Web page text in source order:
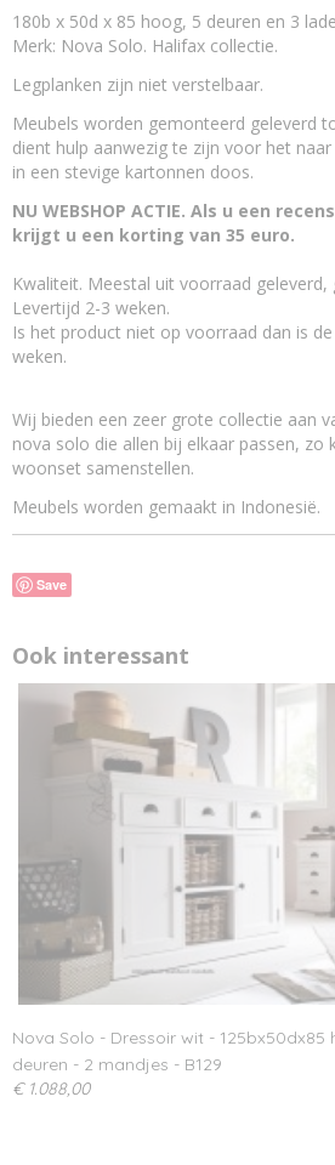
Land van herkomst?
Indonesië
Landelijk en brocant
Is maatwerk mogelijk?
Ja, maatwerk is mogelijk
180b x 50d x 85 hoog, 5 deuren en 3
Merk: Nova Solo. Halifax collectie.
Legplanken zijn niet verstelbaar.
Meubels worden gemonteerd geleverd
dient hulp aanwezig te zijn voor het
in een stevige kartonnen doos.
NU WEBSHOP ACTIE. Als u een
krijgt u een korting van 35 euro.
Kwaliteit. Meestal uit voorraad geleverd,
Levertijd 2-3 weken.
Is het product niet op voorraad dan is
weken.
Wij bieden een zeer grote collectie aan
nova solo die allen bij elkaar passen, zo
woonset samenstellen.
Meubels worden gemaakt in Indonesië.
Save
Ook interessant
Nova Solo - Dressoir wit - 125bx50dx85
deuren - 2 mandjes - B129
€ 1.088,00